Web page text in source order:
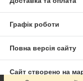
Графік роботи
Повна версія сайту
Сайт створено на